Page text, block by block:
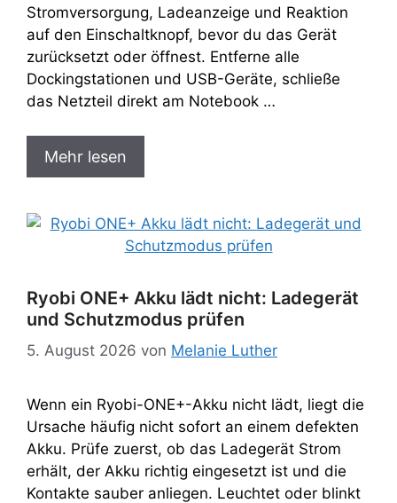
Stromversorgung, Ladeanzeige und Reaktion
auf den Einschaltknopf, bevor du das Gerät
zurücksetzt oder öffnest. Entferne alle
Dockingstationen und USB-Geräte, schließe
das Netzteil direkt am Notebook …
Mehr lesen
Ryobi ONE+ Akku lädt nicht: Ladegerät
und Schutzmodus prüfen
5. August 2026 von Melanie Luther
Wenn ein Ryobi-ONE+-Akku nicht lädt, liegt die
Ursache häufig nicht sofort an einem defekten
Akku. Prüfe zuerst, ob das Ladegerät Strom
erhält, der Akku richtig eingesetzt ist und die
Kontakte sauber anliegen. Leuchtet oder blinkt